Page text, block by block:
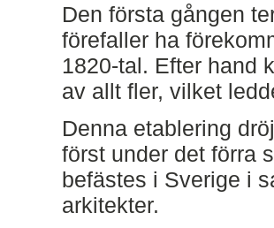
Den första gången
förefaller ha
1820-tal. Efter hand
av allt fler, vilket
Denna etablering
först under det förra
befästes i Sverige i
arkitekter.